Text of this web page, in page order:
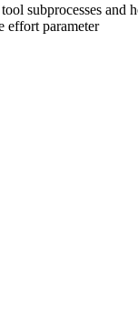
subprocesses and
effort parameter